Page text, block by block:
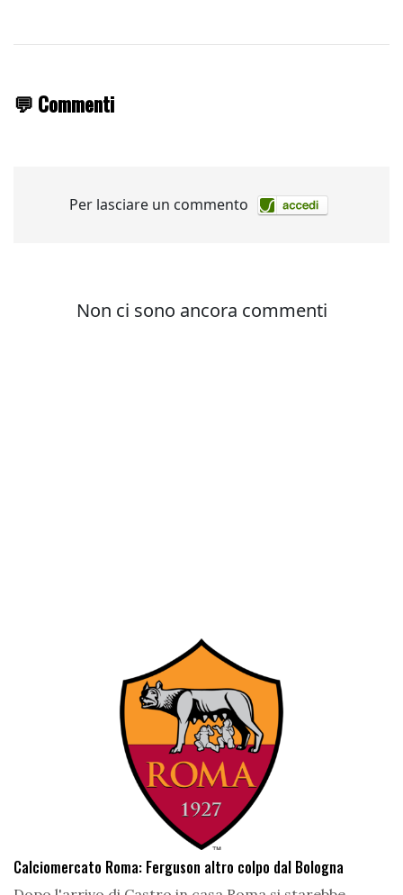
💬 Commenti
Calciomercato Roma: Ferguson altro colpo dal Bologna